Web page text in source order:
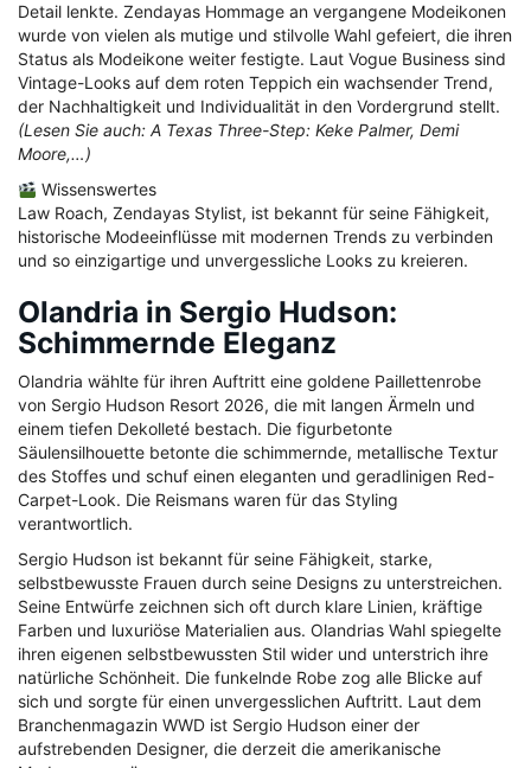
Detail lenkte. Zendayas Hommage an vergangene Modeikonen
wurde von vielen als mutige und stilvolle Wahl gefeiert, die ihren
Status als Modeikone weiter festigte. Laut Vogue Business sind
Vintage-Looks auf dem roten Teppich ein wachsender Trend,
der Nachhaltigkeit und Individualität in den Vordergrund stellt.
(Lesen Sie auch: A Texas Three-Step: Keke Palmer, Demi
Moore,…)
Wissenswertes
Law Roach, Zendayas Stylist, ist bekannt für seine Fähigkeit,
historische Modeeinflüsse mit modernen Trends zu verbinden
und so einzigartige und unvergessliche Looks zu kreieren.
Olandria in Sergio Hudson:
Schimmernde Eleganz
Olandria wählte für ihren Auftritt eine goldene Paillettenrobe
von Sergio Hudson Resort 2026, die mit langen Ärmeln und
einem tiefen Dekolleté bestach. Die figurbetonte
Säulensilhouette betonte die schimmernde, metallische Textur
des Stoffes und schuf einen eleganten und geradlinigen Red-
Carpet-Look. Die Reismans waren für das Styling
verantwortlich.
Sergio Hudson ist bekannt für seine Fähigkeit, starke,
selbstbewusste Frauen durch seine Designs zu unterstreichen.
Seine Entwürfe zeichnen sich oft durch klare Linien, kräftige
Farben und luxuriöse Materialien aus. Olandrias Wahl spiegelte
ihren eigenen selbstbewussten Stil wider und unterstrich ihre
natürliche Schönheit. Die funkelnde Robe zog alle Blicke auf
sich und sorgte für einen unvergesslichen Auftritt. Laut dem
Branchenmagazin WWD ist Sergio Hudson einer der
aufstrebenden Designer, die derzeit die amerikanische